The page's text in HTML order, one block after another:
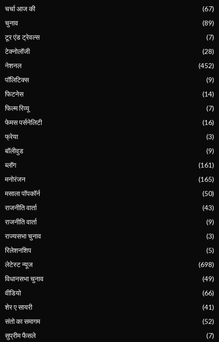
चर्चा आज की
(67)
चुनाव
(89)
टूर एंड ट्रेवल्स
(7)
टेक्नोलॉजी
(28)
नेशनल
(452)
पॉलिटिक्स
(9)
फिटनेस
(14)
फिल्म रिव्यू
(7)
फेमस पर्सनेलिटी
(16)
फ्रेया
(3)
बॉलीवुड
(9)
ब्लॉग
(161)
मनोरंजन
(165)
मसाला पॉपकॉर्न
(50)
राजनीति वार्ता
(43)
राजनीति वार्ता
(9)
राज्यसभा चुनाव
(3)
रिलेशनशिप
(5)
लेटेस्ट न्यूज
(698)
विधानसभा चुनाव
(49)
वीडियो
(66)
शेर ए सायरी
(41)
संतो का समागम
(52)
सुप्रीम फैसले
(7)